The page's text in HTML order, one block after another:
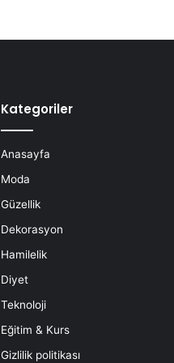
Kategoriler
Anasayfa
Moda
Güzellik
Dekorasyon
Hamilelik
Diyet
Teknoloji
Eğitim & Kurs
Gizlilik politikası